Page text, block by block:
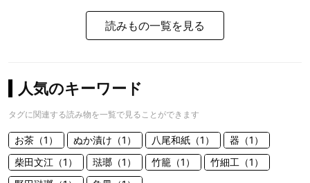
読みもの一覧を見る
人気のキーワード
タグに関連する読み物を一覧で見ることができます
お茶（1） ぬか漬け（1） 八尾和紙（1）
器（1）
柴田文江（1）
琺瑯（1） 竹籠（1）
竹細工（1）